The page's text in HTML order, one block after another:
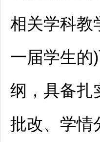
相关学科教
一届学生的
纲，具备扎
批改、学情